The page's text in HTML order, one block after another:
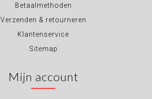
Betaalmethoden
Verzenden & retourneren
Klantenservice
Sitemap
Mijn account